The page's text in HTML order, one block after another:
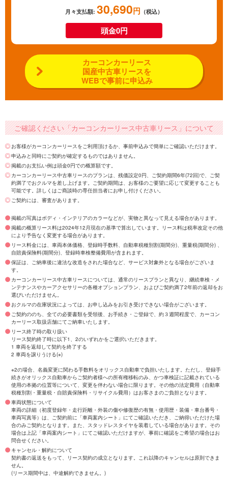
月々支払額: 30,690円 （税込）
頭金0円
カーコンカーリース
国産中古車リースを
WEBで事前に申込み
ご確認ください「カーコンカーリース中古車リース」について
お客様がカーコンカーリースをご利用頂けるか、事前申込みで簡単にご確認いただけます。
申込みと同時にご契約が確定するものではありません。
掲載のお支払い例は頭金0円での概算額です。
カーコンカーリース中古車リースのプランは、残価設定0円、ご契約期間6年(72回)で、ご契
約満了でおクルマを差し上げます。ご契約期間は、お客様のご要望に応じて変更することも
可能です。詳しくはご商談時の専任担当者にお申し付けください。
ご契約には、審査があります。
掲載の写真はボディ・インテリアのカラーなどが、実物と異なって見える場合があります。
掲載の概算リース料は2024年12月現在の基準で算出しています。リース料は税率改定その他
により予告なく変更する場合があります。
リース料金には、車両本体価格、登録時手数料、自動車税種別割(期間分)、重量税(期間分) 、
自賠責保険料(期間分)、登録時車検整備費用が含まれます。
保証は、ご納車後に違法な改造をされた場合など、サービス対象外となる場合がございま
す。
カーコンカーリース中古車リースについては、通常のリースプランと異なり、継続車検・メ
ンテナンスやカーアクセサリーの各種オプションプラン、およびご契約満了2年前の返却をお
選びいただけません。
おクルマの在庫状況によっては、お申し込みをお引き受けできない場合がございます。
ご契約ののち、全ての必要書類を受領後、お手続き・ご登録で、約３週間程度で、カーコン
カーリース取扱店舗にてご納車いたします。
リース終了時の取り扱い
リース契約終了時に以下1、2のいずれかをご選択いただきます。
1 車両を返却して契約を終了する
2 車両を譲りうける(※)
※2の場合、名義変更に関わる手数料をオリックス自動車で負担いたします。ただし、登録手
続きがオリックス自動車からご契約者様への所有権移転のみ、かつ車検証に記載されている
使用の本拠の位置等について、変更を伴わない場合に限ります。その他の法定費用（自動車
税種別割・重量税・自賠責保険料・リサイクル費用）はお客さまのご負担となります。
車両状態について
車両の詳細（初度登録年・走行距離・外装の傷や修復歴の有無・使用歴・装備・車台番号・
車両写真等）は、ご契約前に「車両案内シート」にてご確認いただき、ご納得いただけた場
合のみご契約となります。また、スタッドレスタイヤを装着している場合があります。その
場合は上記「車両案内シート」にてご確認いただけますが、事前に確認をご希望の場合はお
問合せください。
キャンセル・解約について
契約書の返送をもって、リース契約の成立となります。これ以降のキャンセルは原則できま
せん。
(リース期間中は、中途解約できません。)